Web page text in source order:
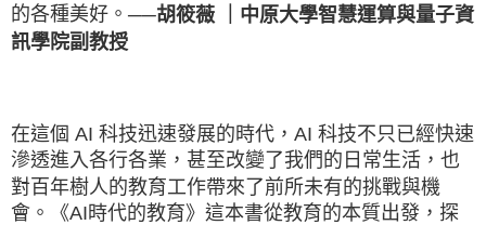
的各種美好。 ──胡筱薇 ｜中原大學智慧運算與量子資
訊學院副教授
在這個 AI 科技迅速發展的時代，AI 科技不只已經快速
滲透進入各行各業，甚至改變了我們的日常生活，也
對百年樹人的教育工作帶來了前所未有的挑戰與機
會。《AI時代的教育》這本書從教育的本質出發，探